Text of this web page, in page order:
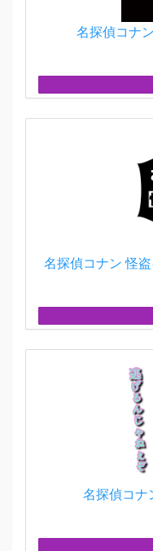
名探偵コナ
名探偵コナン 怪
名探偵コナ